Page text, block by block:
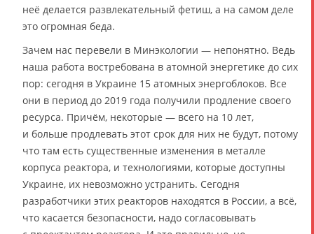
неё делается развлекательный фетиш, а на самом деле
это огромная беда.
Зачем нас перевели в Минэкологии — непонятно. Ведь
наша работа востребована в атомной энергетике до сих
пор: сегодня в Украине 15 атомных энергоблоков. Все
они в период до 2019 года получили продление своего
ресурса. Причём, некоторые — всего на 10 лет,
и больше продлевать этот срок для них не будут, потому
что там есть существенные изменения в металле
корпуса реактора, и технологиями, которые доступны
Украине, их невозможно устранить. Сегодня
разработчики этих реакторов находятся в России, а всё,
что касается безопасности, надо согласовывать